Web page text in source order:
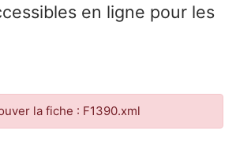
en ligne pour les
la fiche : F1390.xml